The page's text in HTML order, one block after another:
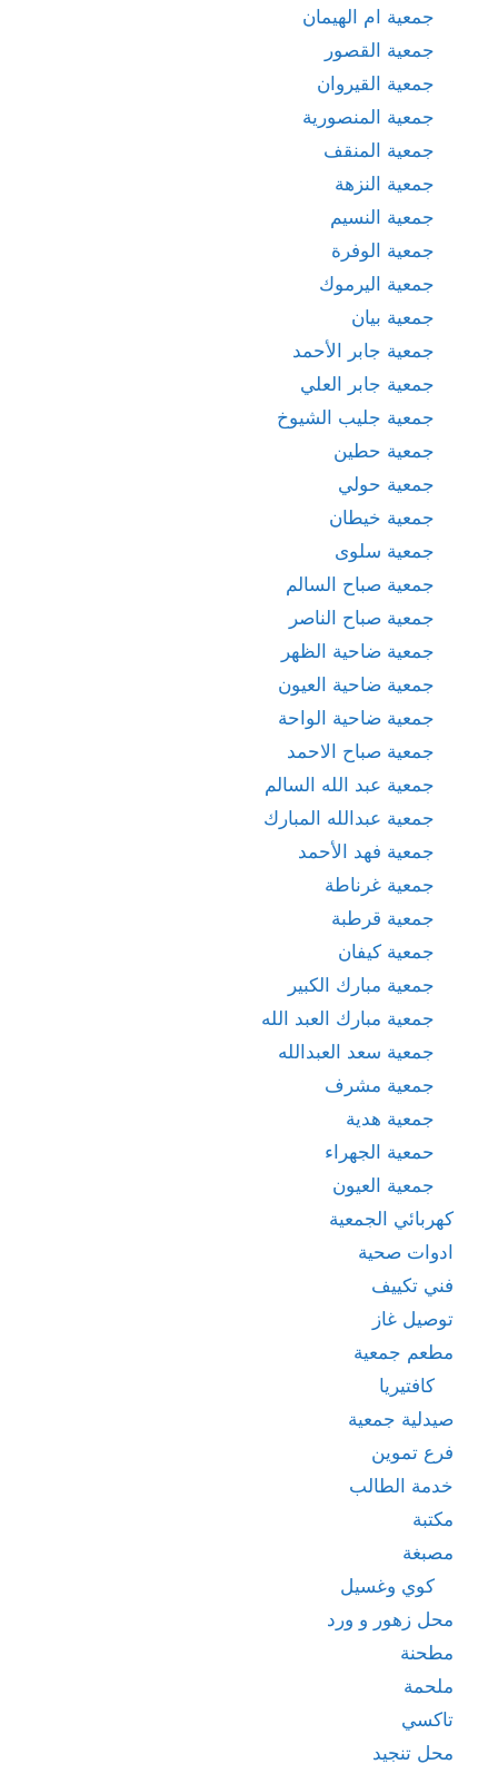
جمعية ام الهيمان
جمعية القصور
جمعية القيروان
جمعية المنصورية
جمعية المنقف
جمعية النزهة
جمعية النسيم
جمعية الوفرة
جمعية اليرموك
جمعية بيان
جمعية جابر الأحمد
جمعية جابر العلي
جمعية جليب الشيوخ
جمعية حطين
جمعية حولي
جمعية خيطان
جمعية سلوى
جمعية صباح السالم
جمعية صباح الناصر
جمعية ضاحية الظهر
جمعية ضاحية العيون
جمعية ضاحية الواحة
جمعية صباح الاحمد
جمعية عبد الله السالم
جمعية عبدالله المبارك
جمعية فهد الأحمد
جمعية غرناطة
جمعية قرطبة
جمعية كيفان
جمعية مبارك الكبير
جمعية مبارك العبد الله
جمعية سعد العبدالله
جمعية مشرف
جمعية هدية
حمعية الجهراء
جمعية العيون
كهربائي الجمعية
ادوات صحية
فني تكييف
توصيل غاز
مطعم جمعية
كافتيريا
صيدلية جمعية
فرع تموين
خدمة الطالب
مكتبة
مصبغة
كوي وغسيل
محل زهور و ورد
مطحنة
ملحمة
تاكسي
محل تنجيد